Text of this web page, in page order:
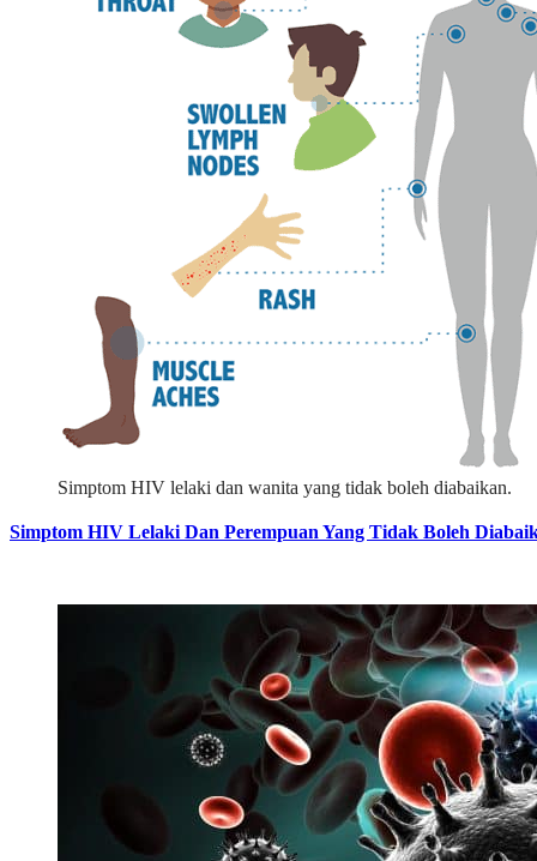
Simptom HIV lelaki dan wanita yang tidak boleh diabaikan.
Simptom HIV Lelaki Dan Perempuan Yang Tidak Boleh